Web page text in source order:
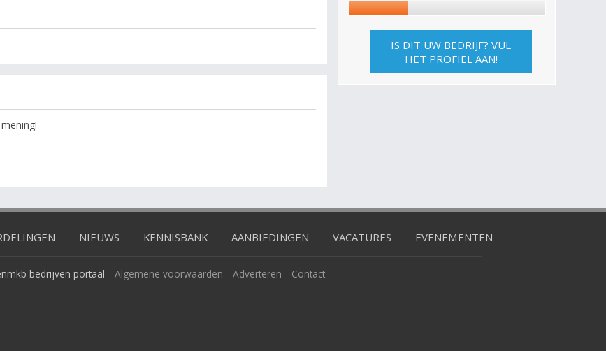
IS DIT UW BEDRIJF? VUL
HET PROFIEL AAN!
NIEUWS KENNISBANK AANBIEDINGEN VACATURES EVENEMENTEN
bedrijven portaal Algemene voorwaarden Adverteren Contact